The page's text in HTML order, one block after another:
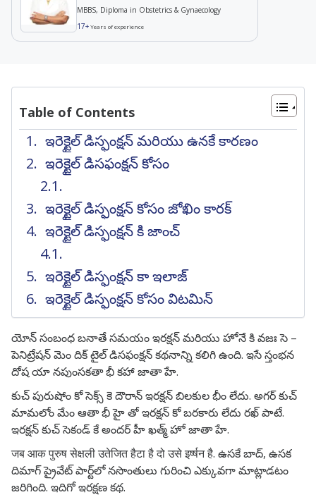
MBBS, Diploma in Obstetrics & Gynaecology
17+Years of experience
Table of Contents
ఇరెక్టైల్ డిస్ఫంక్షన్ మరియు ఉనకే కారణం
ఇరెక్టైల్ డిసఫంక్షన్ కోసం
ఇరెక్టైల్ డిస్ఫంక్షన్ కోసం జోఖిం కారక్
ఇరెక్టైల్ డిస్ఫంక్షన్ కి జాంచ్
ఇరెక్టైల్ డిస్ఫంక్షన్ కా ఇలాజ్
ఇరెక్టైల్ డిస్ఫంక్షన్ కోసం విటమిన్
యోన్ సంబంధ బనాతే సమయం ఇరక్షన్ మరియు హోనే కి వజః సె –
పెనిట్రేషన్ మెం దిక్ టైల్ డిసఫంక్షన్ కథనాన్ని కలిగి ఉంది. ఇసే స్తంభన
దోష యా నపుంసకతా భీ కహా జాతా హే.
కుచ్ పురుషోం కో సెక్స్ కె దౌరాన్ ఇరక్షన్ బిలకుల భీం లేదు. అగర్ కుచ్
మామలోం మేం ఆతా భీ హై తో ఇరక్షన్ కో బరకారు లేదు రఖ్ పాటే.
ఇరక్షన్ కుచ్ సెకండ్ కే అందర్ హీ ఖత్మ్ హో జాతా హే.
जब आक पुरुष सेक्षली उतेजित हैटा है दो उसे इर्ष्षन है. ఉసకే బాద్, ఉసక
దిమాగ్ ప్రైవేట్ పార్ట్‌లో నసొంతులు గురించి ఎక్కువగా మాట్లాడటం
జరిగింది. ఇదిగో ఇరక్షణ కథ.